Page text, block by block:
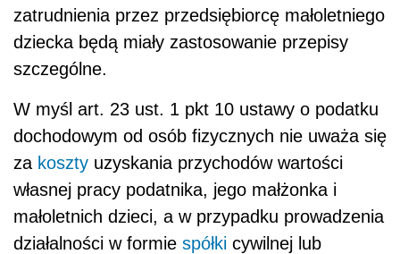
zatrudnienia przez przedsiębiorcę małoletniego
dziecka będą miały zastosowanie przepisy
szczególne.
W myśl art. 23 ust. 1 pkt 10 ustawy o podatku
dochodowym od osób fizycznych nie uważa się
za koszty uzyskania przychodówwartości
własnej pracy podatnika, jego małżonka i
małoletnich dzieci, a w przypadku prowadzenia
działalności w formie spółki cywilnej lub